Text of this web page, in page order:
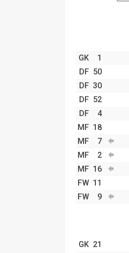
GK 1
DF 50
DF 30
DF 52
DF 4
MF 18
MF 7
MF 2
MF 16
FW 11
FW 9
GK 21